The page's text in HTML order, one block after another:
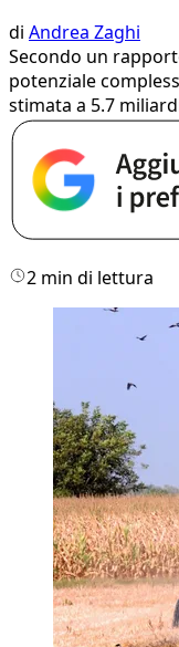
di Andrea Zaghi
Secondo un
potenziale
stimata a 5.7
2 min di lettura